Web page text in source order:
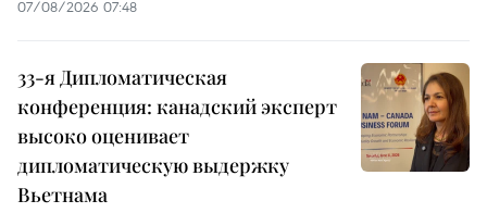
07/08/2026 07:48
33-я Дипломатическая
конференция: канадский эксперт
высоко оценивает
дипломатическую выдержку
Вьетнама